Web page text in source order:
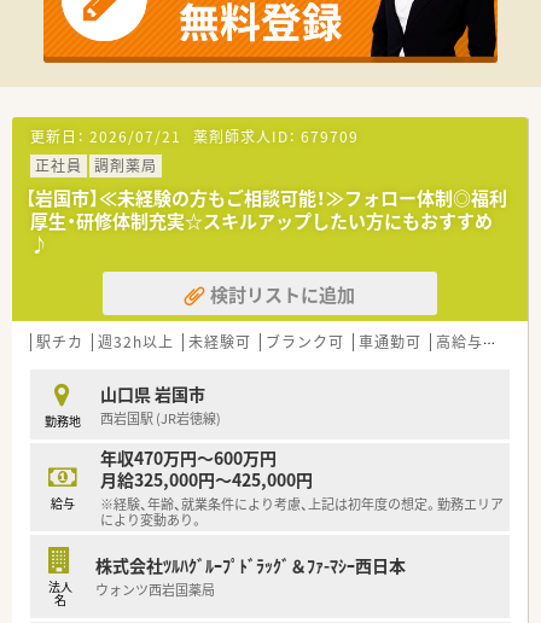
【法人特徴について】
■山口県を中心に中国地方4県で40店舗以上を展開する、地域に
おけるリーディングカンパニーです。
■「心地の良い薬局づくり」を理念に掲げ、患者様はもちろんの
■最新鋭の調剤ロボットや無菌調剤室など、設備投資を惜しま
ず、働きやすい環境を整備しています。
【求人情報について】
■これまでのご経験や能力を正当に評価し、年収480万円から
600万円の好条件をご提示します。
献がしっかり還元されます。
■月上限5万円の借上げ社宅制度や住宅手当など、生活を支える
福利厚生が充実しています。
更新日： 2026/07/21 薬剤師求人ID： 679709
正社員
調剤薬局
【岩国市】≪未経験の方もご相談可能！≫フォロー体制◎福利
厚生・研修体制充実☆スキルアップしたい方にもおすすめ
♪
検討リストに追加
駅チカ 週32h以上 未経験可 ブランク可 車通勤可 高給与(600万円以上)
勤務地
山口県 岩国市
西岩国駅 (JR岩徳線)
給与
年収470万円～600万円
月給325,000円～425,000円
※経験、年齢、就業条件により考慮、上記は初年度の想定。勤務エリア
により変動あり。
法人
名
株式会社ﾂﾙﾊｸﾞﾙｰﾌﾟﾄﾞﾗｯｸﾞ＆ﾌｧ-ﾏｼｰ西日本
ウォンツ西岩国薬局